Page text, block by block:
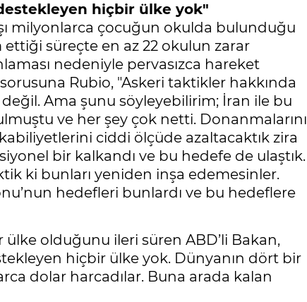
hiçbir ülke yok"
milyonlarca çocuğun okulda bulunduğu
ettiği süreçte en az 22 okulun zarar
nedeniyle pervasızca hareket
Rubio, "Askeri taktikler hakkında
Ama şunu söyleyebilirim; İran ile bu
ve her şey çok netti. Donanmalarını
ciddi ölçüde azaltacaktık zira
bir kalkandı ve bu hedefe de ulaştık.
ki bunları yeniden inşa edemesinler.
hedefleri bunlardı ve bu hedeflere
ülke olduğunu ileri süren ABD’li Bakan,
hiçbir ülke yok. Dünyanın dört bir
dolar harcadılar. Buna arada kalan